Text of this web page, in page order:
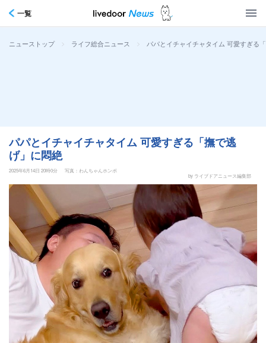
一覧
ニューストップ > ライフ総合ニュース > パパとイチャイチャタイム 可愛すぎる
パパとイチャイチャタイム 可愛すぎる「撫で逃
げ」に悶絶
2025年6月14日 20時0分
写真：わんちゃんホンポ
by ライブドアニュース編集部